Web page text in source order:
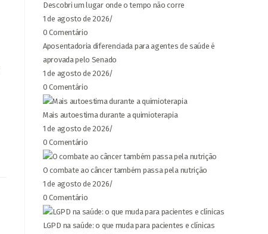
Descobri um lugar onde o tempo não corre
1 de agosto de 2026/
0 Comentário
Aposentadoria diferenciada para agentes de saúde é
aprovada pelo Senado
1 de agosto de 2026/
0 Comentário
Mais autoestima durante a quimioterapia
1 de agosto de 2026/
0 Comentário
O combate ao câncer também passa pela nutrição
1 de agosto de 2026/
0 Comentário
LGPD na saúde: o que muda para pacientes e clínicas